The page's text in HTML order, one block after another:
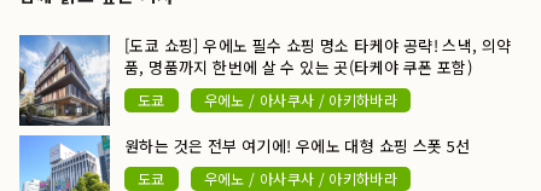
[도쿄 쇼핑] 우에노 필수 쇼핑 명소 타케야 공략! 스낵, 의약
품, 명품까지 한번에 살 수 있는 곳(타케야 쿠폰 포함)
도쿄 우에노 / 아사쿠사 / 아키하바라
원하는 것은 전부 여기에! 우에노 대형 쇼핑 스폿 5선
도쿄 우에노 / 아사쿠사 / 아키하바라